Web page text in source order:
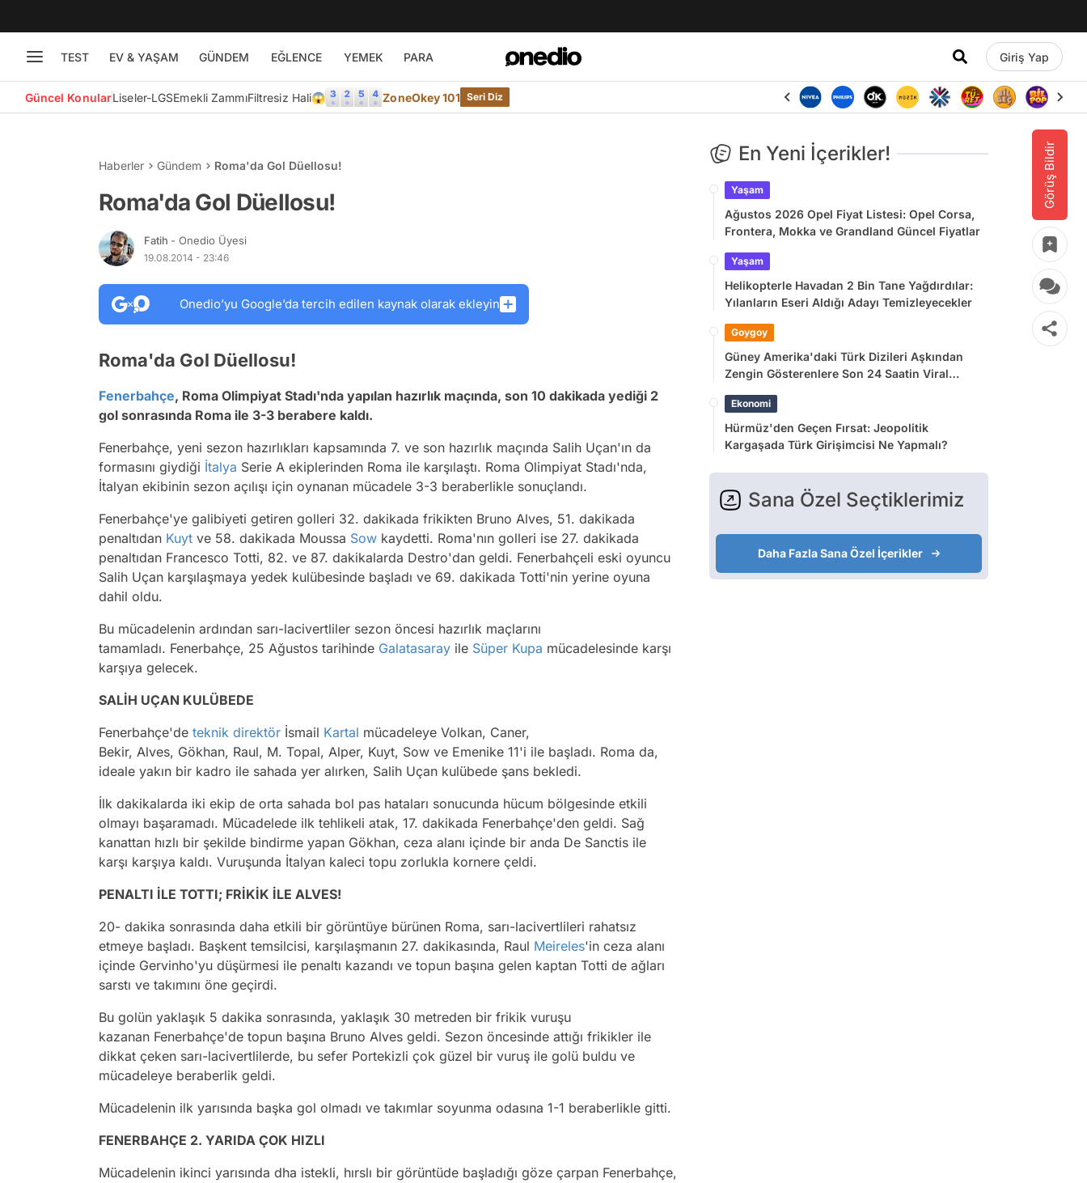
TEST EV & YAŞAM GÜNDEM EĞLENCE YEMEK PARA Giriş Yap
Güncel KonularLiseler-LGSEmekli ZammıFiltresiz Hali😱 ZoneOkey 101 Seri Diz
Görüş Bildir
Haberler Gündem Roma'da Gol Düellosu!
Roma'da Gol Düellosu!
Fatih - Onedio Üyesi
19.08.2014 - 23:46
Onedio’yu Google’da tercih edilen kaynak olarak ekleyin
Roma'da Gol Düellosu!
Fenerbahçe, Roma Olimpiyat Stadı'nda yapılan hazırlık maçında, son 10 dakikada yediği 2
gol sonrasında Roma ile 3-3 berabere kaldı.
Fenerbahçe, yeni sezon hazırlıkları kapsamında 7. ve son hazırlık maçında Salih Uçan'ın da
formasını giydiği İtalya Serie A ekiplerinden Roma ile karşılaştı. Roma Olimpiyat Stadı'nda,
İtalyan ekibinin sezon açılışı için oynanan mücadele 3-3 beraberlikle sonuçlandı.
Fenerbahçe'ye galibiyeti getiren golleri 32. dakikada frikikten Bruno Alves, 51. dakikada
penaltıdan Kuyt ve 58. dakikada Moussa Sow kaydetti. Roma'nın golleri ise 27. dakikada
penaltıdan Francesco Totti, 82. ve 87. dakikalarda Destro'dan geldi. Fenerbahçeli eski oyuncu
Salih Uçan karşılaşmaya yedek kulübesinde başladı ve 69. dakikada Totti'nin yerine oyuna
dahil oldu.
Bu mücadelenin ardından sarı-lacivertliler sezon öncesi hazırlık maçlarını
tamamladı. Fenerbahçe, 25 Ağustos tarihinde Galatasaray ile Süper Kupa mücadelesinde karşı
karşıya gelecek.
SALİH UÇAN KULÜBEDE
Fenerbahçe'de teknik direktör İsmail Kartal mücadeleye Volkan, Caner,
Bekir, Alves, Gökhan, Raul, M. Topal, Alper, Kuyt, Sow ve Emenike 11'i ile başladı. Roma da,
ideale yakın bir kadro ile sahada yer alırken, Salih Uçan kulübede şans bekledi.
İlk dakikalarda iki ekip de orta sahada bol pas hataları sonucunda hücum bölgesinde etkili
olmayı başaramadı. Mücadelede ilk tehlikeli atak, 17. dakikada Fenerbahçe'den geldi. Sağ
kanattan hızlı bir şekilde bindirme yapan Gökhan, ceza alanı içinde bir anda De Sanctis ile
karşı karşıya kaldı. Vuruşunda İtalyan kaleci topu zorlukla kornere çeldi.
PENALTI İLE TOTTI; FRİKİK İLE ALVES!
20- dakika sonrasında daha etkili bir görüntüye bürünen Roma, sarı-lacivertlileri rahatsız
etmeye başladı. Başkent temsilcisi, karşılaşmanın 27. dakikasında, Raul Meireles'in ceza alanı
içinde Gervinho'yu düşürmesi ile penaltı kazandı ve topun başına gelen kaptan Totti de ağları
sarstı ve takımını öne geçirdi.
Bu golün yaklaşık 5 dakika sonrasında, yaklaşık 30 metreden bir frikik vuruşu
kazanan Fenerbahçe'de topun başına Bruno Alves geldi. Sezon öncesinde attığı frikikler ile
dikkat çeken sarı-lacivertlilerde, bu sefer Portekizli çok güzel bir vuruş ile golü buldu ve
mücadeleye beraberlik geldi.
Mücadelenin ilk yarısında başka gol olmadı ve takımlar soyunma odasına 1-1 beraberlikle gitti.
FENERBAHÇE 2. YARIDA ÇOK HIZLI
Mücadelenin ikinci yarısında dha istekli, hırslı bir görüntüde başladığı göze çarpan Fenerbahçe,
En Yeni İçerikler!
Yaşam
Ağustos 2026 Opel Fiyat Listesi: Opel Corsa,
Frontera, Mokka ve Grandland Güncel Fiyatlar
Yaşam
Helikopterle Havadan 2 Bin Tane Yağdırdılar:
Yılanların Eseri Aldığı Adayı Temizleyecekler
Goygoy
Güney Amerika'daki Türk Dizileri Aşkından
Zengin Gösterenlere Son 24 Saatin Viral
Ekonomi
Hürmüz'den Geçen Fırsat: Jeopolitik
Kargaşada Türk Girişimcisi Ne Yapmalı?
Sana Özel Seçtiklerimiz
Daha Fazla Sana Özel İçerikler